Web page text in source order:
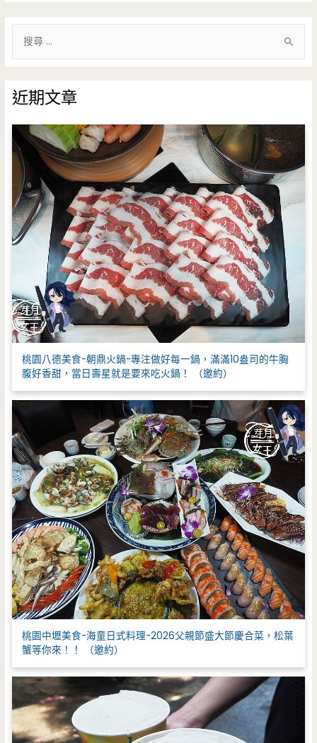
鍵
字
:
近期文章
桃園八德美食-朝鼎火鍋-專注做好每一鍋，滿滿10盎司的牛胸
腹好香甜，當日壽星就是要來吃火鍋！ （邀約）
桃園中壢美食-海童日式料理-2026父親節盛大節慶合菜，松葉
蟹等你來！！ （邀約）